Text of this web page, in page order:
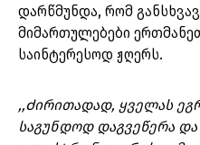
დარწმუნდა, რომ
მიმართულებები
საინტერესოდ ჟღერს.
,,Ძირითადად, ყველას
საგუნდოდ დაგვეწერა